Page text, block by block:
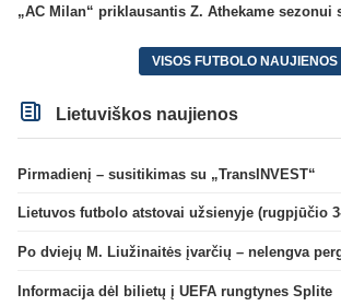
VISOS FUTBOLO NAUJIENOS
Lietuviškos naujienos
Pirmadienį – susitikimas su „TransINVEST“
Lietuvos futbolo atstovai užsienyje (rugpjūčio
Informacija dėl bilietų į UEFA rungtynes Splite